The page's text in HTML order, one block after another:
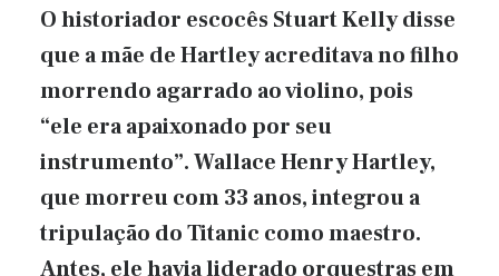
O historiador escocês Stuart Kelly disse
que a mãe de Hartley acreditava no filho
morrendo agarrado ao violino, pois
“ele era apaixonado por seu
instrumento”. Wallace Henry Hartley,
que morreu com 33 anos, integrou a
tripulação do Titanic como maestro.
Antes, ele havia liderado orquestras em